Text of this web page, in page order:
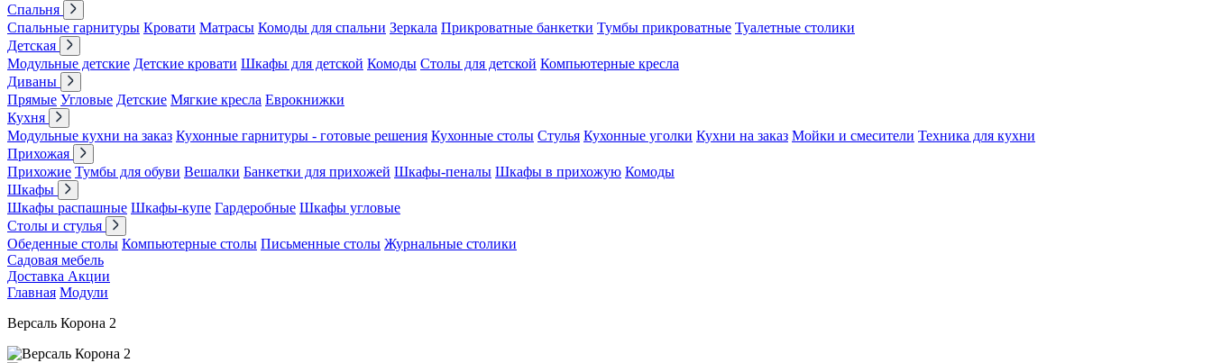
Спальня
Спальные гарнитуры Кровати Матрасы Комоды для спальни Зеркала Прикроватные банкетки Тумбы прикроватные Туалетные столики
Детская
Модульные детские Детские кровати Шкафы для детской Комоды Столы для детской Компьютерные кресла
Диваны
Прямые Угловые Детские Мягкие кресла Еврокнижки
Кухня
Модульные кухни на заказ Кухонные гарнитуры - готовые решения Кухонные столы Стулья Кухонные уголки Кухни на заказ Мойки и смесители Техника для кухни
Прихожая
Прихожие Тумбы для обуви Вешалки Банкетки для прихожей Шкафы-пеналы Шкафы в прихожую Комоды
Шкафы
Шкафы распашные Шкафы-купе Гардеробные Шкафы угловые
Столы и стулья
Обеденные столы Компьютерные столы Письменные столы Журнальные столики
Садовая мебель
Доставка Акции
Главная Модули
Версаль Корона 2